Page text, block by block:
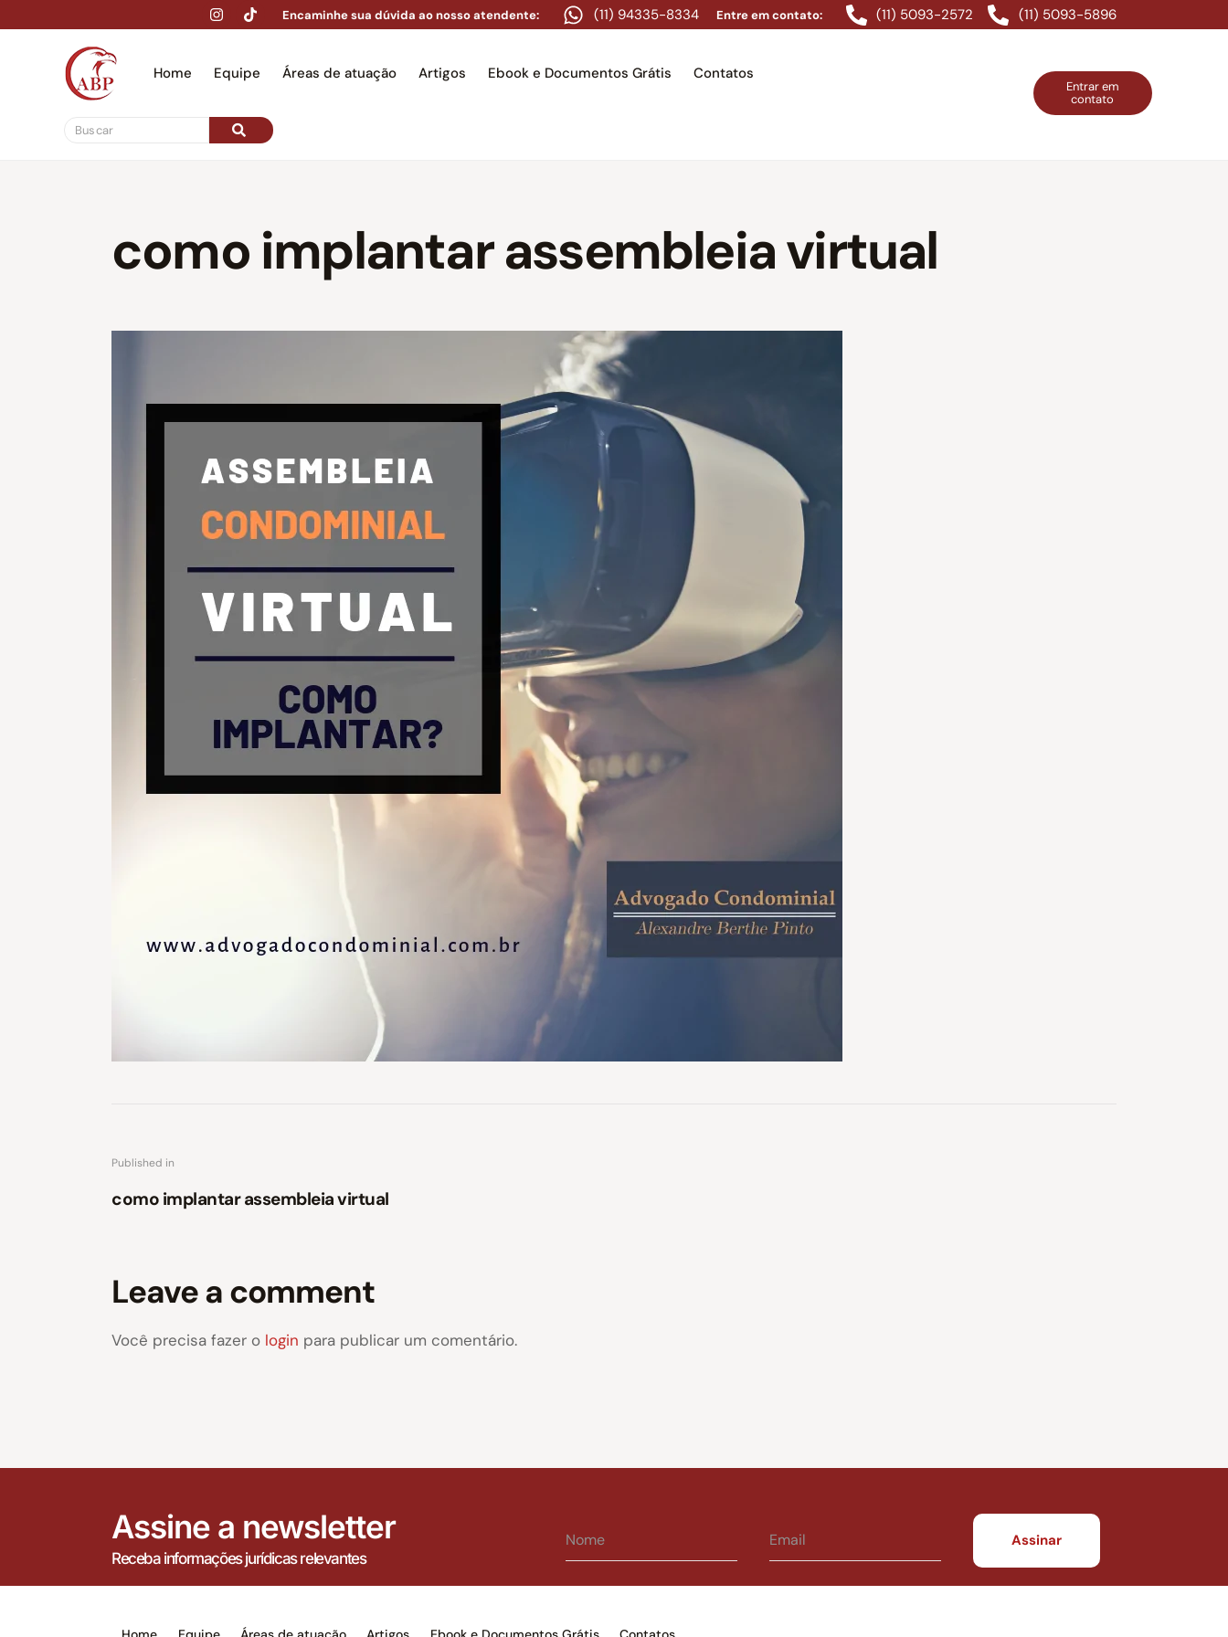
Encaminhe sua dúvida ao nosso atendente: (11) 94335-8334 Entre em contato: (11) 5093-2572 (11) 5093-5896
Home Equipe Áreas de atuação Artigos Ebook e Documentos Grátis Contatos
Entrar em
contato
como implantar assembleia virtual
Published in
como implantar assembleia virtual
Leave a comment
Você precisa fazer o login para publicar um comentário.
Assine a newsletter
Receba informações jurídicas relevantes